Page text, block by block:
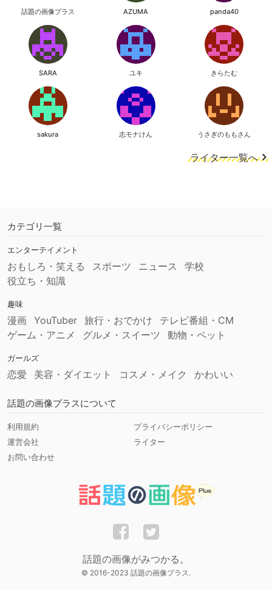
話題の画像プラス AZUMA panda40
SARA ユキ きらたむ
sakura 志モナけん うさぎのももさん
ライター一覧へ
カテゴリ一覧
エンターテイメント
おもしろ・笑える スポーツ ニュース
学校
役立ち・知識
趣味
漫画 YouTuber 旅行・おでかけ
テレビ番組・CM
ゲーム・アニメ
グルメ・スイーツ 動物・ペット
ガールズ
恋愛 美容・ダイエット コスメ・メイク かわいい
話題の画像プラスについて
利用規約
プライバシーポリシー
運営会社
ライター
お問い合わせ
話題の画像がみつかる。
© 2016-2023 話題の画像プラス.